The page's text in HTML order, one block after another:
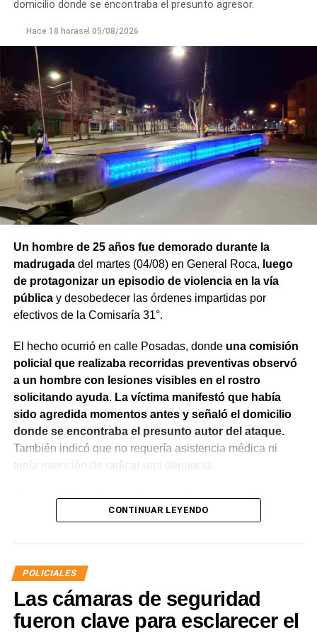
Finalmente,el hombre quedó detenido en el marco de
una causa por los presuntos delitos de daños y
desobediencia judicial
, mientras avanzan las
actuaciones y la verificación de la medida de restricción
de acercamiento señalada por la víctima.
domicilio donde se encontraba el presunto agresor.
Hace 18 horasel 05/08/2026
Un hombre de 25 años fue demorado durante la
madrugadadel martes (04/08) en General Roca, luego
de protagonizar un episodio de violencia en la vía
públicay desobedecer las órdenes impartidas por
efectivos de la Comisaría 31°.
El hecho ocurrió en calle Posadas, donde una comisión
policial que realizaba recorridas preventivas observó
a un hombre con lesiones visibles en el rostro
solicitando ayuda. La víctima manifestó que había
sido agredida momentos antes y señaló el domicilio
donde se encontraba el presunto autor del ataque.
También indicó que no requería asistencia médica ni
tenía intención de radicar una denuncia.
Al llegar al lugar,los uniformados encontraron a un
hombre que salió de la vivienda en estado de
agresión.Al advertir la presencia de la víctima,intentó
acercarse nuevamente con la aparente intención de
atacarla, por lo que fue interceptado por el personal
policial.
Pese a las órdenes impartidas por los efectivos,el
CONTINUAR LEYENDO
POLICIALES
Las cámaras de seguridad
fueron clave para esclarecer el